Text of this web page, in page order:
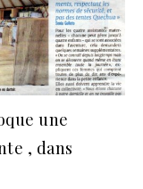
une
, dans